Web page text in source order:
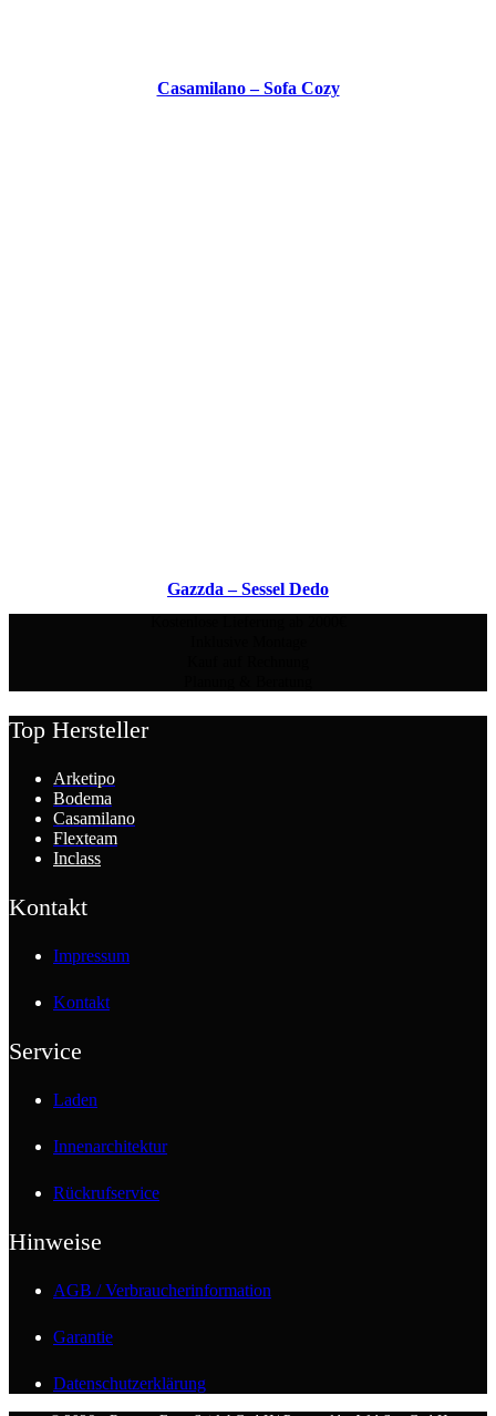
Casamilano – Sofa Cozy
Gazzda – Sessel Dedo
Top Hersteller
Arketipo
Bodema
Casamilano
Flexteam
Inclass
Kontakt
Impressum
Kontakt
Service
Laden
Innenarchitektur
Rückrufservice
Hinweise
AGB / Verbraucherinformation
Garantie
Datenschutzerklärung